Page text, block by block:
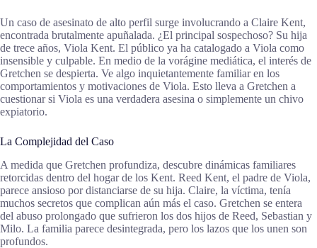
Un caso de asesinato de alto perfil surge involucrando a Claire Kent,
encontrada brutalmente apuñalada. ¿El principal sospechoso? Su hija
de trece años, Viola Kent. El público ya ha catalogado a Viola como
insensible y culpable. En medio de la vorágine mediática, el interés de
Gretchen se despierta. Ve algo inquietantemente familiar en los
comportamientos y motivaciones de Viola. Esto lleva a Gretchen a
cuestionar si Viola es una verdadera asesina o simplemente un chivo
expiatorio.
La Complejidad del Caso
A medida que Gretchen profundiza, descubre dinámicas familiares
retorcidas dentro del hogar de los Kent. Reed Kent, el padre de Viola,
parece ansioso por distanciarse de su hija. Claire, la víctima, tenía
muchos secretos que complican aún más el caso. Gretchen se entera
del abuso prolongado que sufrieron los dos hijos de Reed, Sebastian y
Milo. La familia parece desintegrada, pero los lazos que los unen son
profundos.